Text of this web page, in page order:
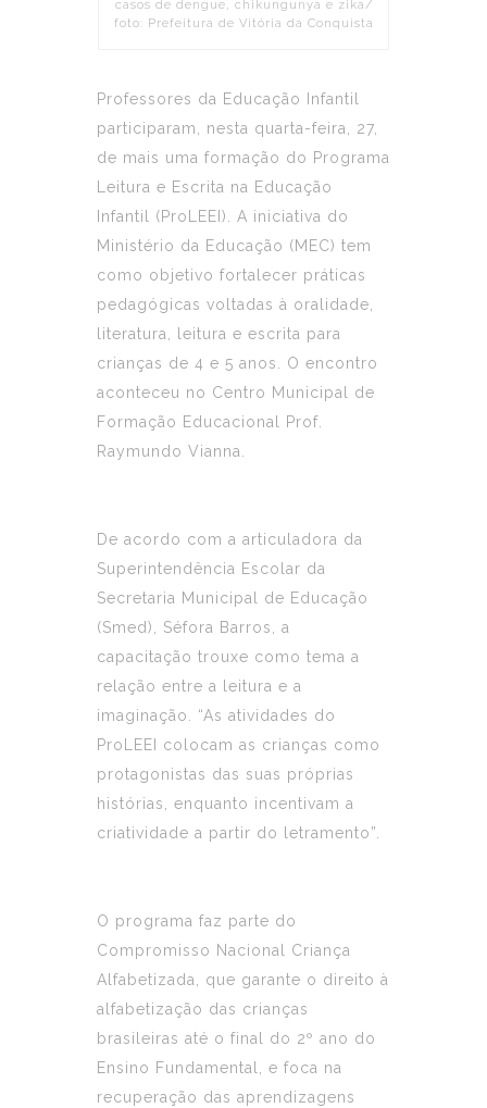
casos de dengue, chikungunya e zika/
foto: Prefeitura de Vitória da Conquista
Professores da Educação Infantil
participaram, nesta quarta-feira, 27,
de mais uma formação do Programa
Leitura e Escrita na Educação
Infantil (ProLEEI). A iniciativa do
Ministério da Educação (MEC) tem
como objetivo fortalecer práticas
pedagógicas voltadas à oralidade,
literatura, leitura e escrita para
crianças de 4 e 5 anos. O encontro
aconteceu no Centro Municipal de
Formação Educacional Prof.
Raymundo Vianna.
De acordo com a articuladora da
Superintendência Escolar da
Secretaria Municipal de Educação
(Smed), Séfora Barros, a
capacitação trouxe como tema a
relação entre a leitura e a
imaginação. “As atividades do
ProLEEI colocam as crianças como
protagonistas das suas próprias
histórias, enquanto incentivam a
criatividade a partir do letramento”.
O programa faz parte do
Compromisso Nacional Criança
Alfabetizada, que garante o direito à
alfabetização das crianças
brasileiras até o final do 2º ano do
Ensino Fundamental, e foca na
recuperação das aprendizagens